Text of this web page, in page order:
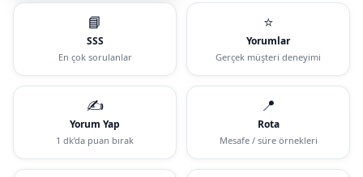
📘
SSS
En çok sorulanlar
⭐
Yorumlar
Gerçek müşteri deneyimi
✍️
Yorum Yap
1 dk’da puan bırak
📍
Rota
Mesafe / süre örnekleri